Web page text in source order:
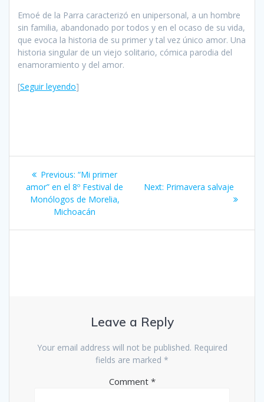
Emoé de la Parra caracterizó en unipersonal, a un hombre
sin familia, abandonado por todos y en el ocaso de su vida,
que evoca la historia de su primer y tal vez único amor. Una
historia singular de un viejo solitario, cómica parodia del
enamoramiento y del amor.
[Seguir leyendo]
Post
navigation
Previous: Previous
post:
“Mi primer
amor” en el 8º Festival de
Monólogos de Morelia,
Michoacán
Next: Next
Primavera salvaje
Leave a Reply
Your email address will not be published. Required
fields are marked *
Comment *